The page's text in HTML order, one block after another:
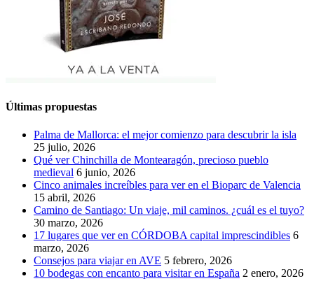
Últimas propuestas
Palma de Mallorca: el mejor comienzo para descubrir la isla
25 julio, 2026
Qué ver Chinchilla de Montearagón, precioso pueblo
medieval 6 junio, 2026
Cinco animales increíbles para ver en el Bioparc de Valencia
15 abril, 2026
Camino de Santiago: Un viaje, mil caminos. ¿cuál es el tuyo?
30 marzo, 2026
17 lugares que ver en CÓRDOBA capital imprescindibles 6
marzo, 2026
Consejos para viajar en AVE 5 febrero, 2026
10 bodegas con encanto para visitar en España 2 enero, 2026